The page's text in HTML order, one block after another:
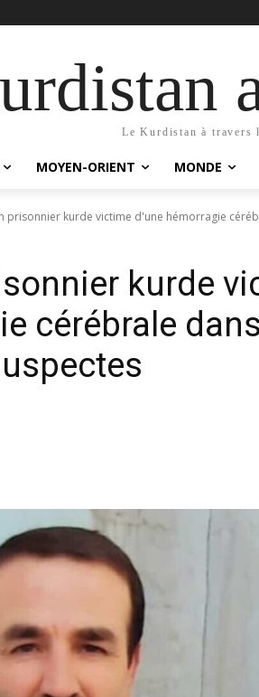
Le Kurdistan à travers
MOYEN-ORIENT MONDE
prisonnier kurde victime d'une hémorragie
kurde
cérébrale